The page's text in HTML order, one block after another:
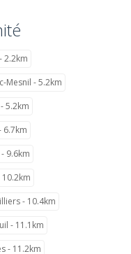
2.2km
Mesnil - 5.2km
5.2km
6.7km
9.6km
- 10.4km
- 11.1km
- 11.2km